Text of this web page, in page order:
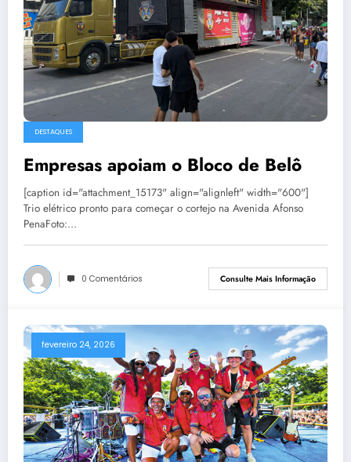
DESTAQUES
Empresas apoiam o Bloco de Belô
[caption id="attachment_15173" align="alignleft" width="600"]
Trio elétrico pronto para começar o cortejo na Avenida Afonso
PenaFoto:…
0 Comentários Consulte Mais Informação
fevereiro 24, 2026